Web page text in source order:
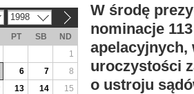
W środę
nominacje
apelacyjnych,
uroczystości
o ustroju
1998
PT SB
ND
1
6 7
8
13 14
15